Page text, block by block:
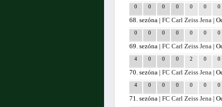
0 0 0 0 0 0 0
68. sezóna |FC Carl Zeiss Jena |
0 0 0 0 0 0 0
69. sezóna |FC Carl Zeiss Jena |
4 0 0 0 2 0 0
70. sezóna |FC Carl Zeiss Jena |
4 0 0 0 0 0 0
71. sezóna |FC Carl Zeiss Jena |